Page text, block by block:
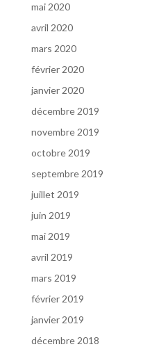
mai 2020
avril 2020
mars 2020
février 2020
janvier 2020
décembre 2019
novembre 2019
octobre 2019
septembre 2019
juillet 2019
juin 2019
mai 2019
avril 2019
mars 2019
février 2019
janvier 2019
décembre 2018